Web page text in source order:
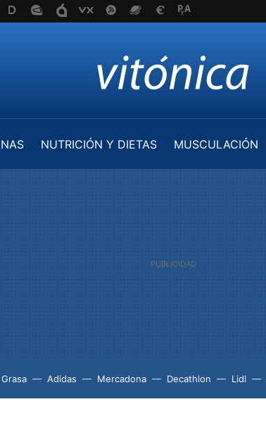
NUTRICIÓN Y DIETAS MUSCULACIÓN
Grasa Adidas Mercadona Decathlon Lidl